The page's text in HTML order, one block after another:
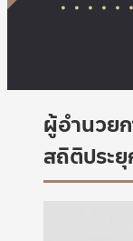
ผู้อำนวย
สถิติประ